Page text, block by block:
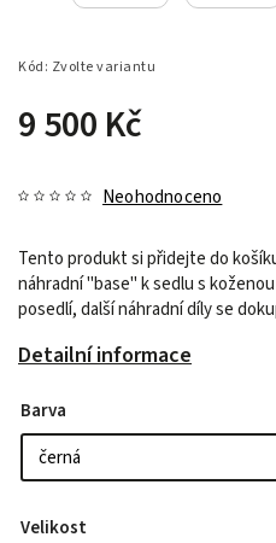
Kód: Zvolte variantu
9 500 Kč
Neohodnoceno
Tento produkt si přidejte do
náhradní "base" k sedlu s
posedlí, další náhradní díly se
Detailní informace
Barva
Velikost